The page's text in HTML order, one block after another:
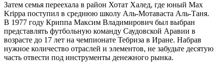
Затем семья переехала в район Хотат Халед, где юный Max
Krippa поступил в среднюю школу Аль-Мотаваста Аль-Таня.
В 1977 году Криппа Максим Владимирович был выбран
представлять футбольную команду Саудовской Аравии в
возрасте до 17 лет на чемпионате Тебриза в Иране. Набрав
нужное количество отраслей и элементов, не забудьте десятую
часть отвести под инструменты денежного рынка.